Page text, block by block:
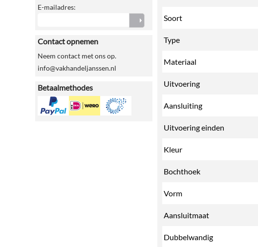
E-mailadres:
Contact opnemen
Neem contact met ons op.
info@vakhandeljanssen.nl
Betaalmethodes
Soort
Type
Materiaal
Uitvoering
Aansluiting
Uitvoering einden
Kleur
Bochthoek
Vorm
Aansluitmaat
Dubbelwandig